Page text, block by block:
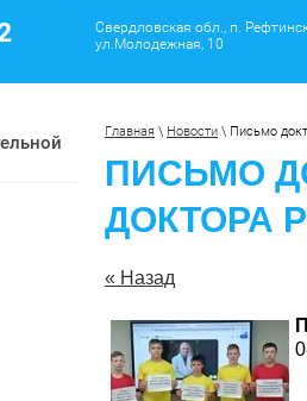
Свердловская обл., п.
ул.Молодежная, 10
Главная \ Новости \ Письмо
ПИСЬМО
ДОКТОРА
« Назад